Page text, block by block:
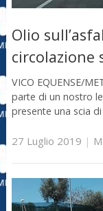
Olio
circolazione
VICO EQUENSE/
parte di un nostro
presente una scia
27 Luglio 2019 |